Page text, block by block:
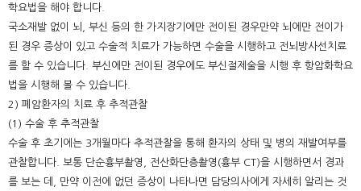
학요법을 해야 합니다.
국소재발 없이 뇌, 부신 등의 한 가지장기에만 전이된 경우만약 뇌에만 전이가
된 경우 증상이 있고 수술적 치료가 가능하면 수술을 시행하고 전뇌방사선치료
를 할 수 있습니다. 부신에만 전이된 경우에도 부신절제술을 시행 후 항암화학요
법을 시행해 볼 수 있습니다.
2) 폐암환자의 치료 후 추적관찰
(1) 수술 후 추적관찰
수술 후 초기에는 3개월마다 추적관찰을 통해 환자의 상태 및 병의 재발여부를
관찰합니다. 보통 단순흉부촬영, 전산화단층촬영(흉부 CT)을 시행하면서 경과
를 보는 데, 만약 이전에 없던 증상이 나타나면 담당의사에게 자세히 알리는 것